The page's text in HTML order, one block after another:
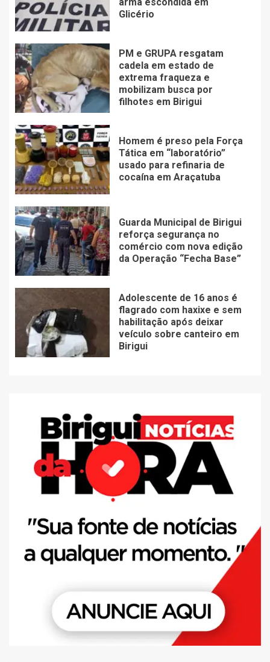
Glicério
PM e GRUPA resgatam
cadela em estado de
extrema fraqueza e
mobilizam busca por
filhotes em Birigui
Homem é preso pela Força
Tática em “laboratório”
usado para refinaria de
cocaína em Araçatuba
Guarda Municipal de Birigui
reforça segurança no
comércio com nova edição
da Operação “Fecha Base”
Adolescente de 16 anos é
flagrado com haxixe e sem
habilitação após deixar
veículo sobre canteiro em
Birigui